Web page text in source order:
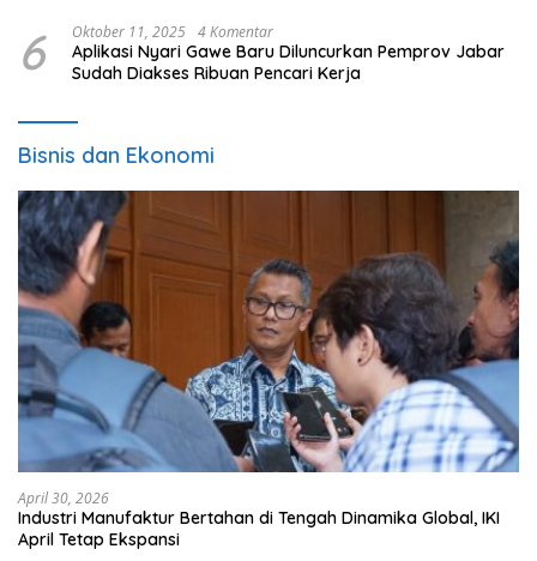
6 Oktober 11, 2025 4 Komentar
Aplikasi Nyari Gawe Baru Diluncurkan Pemprov Jabar
Sudah Diakses Ribuan Pencari Kerja
Bisnis dan Ekonomi
April 30, 2026
Industri Manufaktur Bertahan di Tengah Dinamika Global, IKI
April Tetap Ekspansi